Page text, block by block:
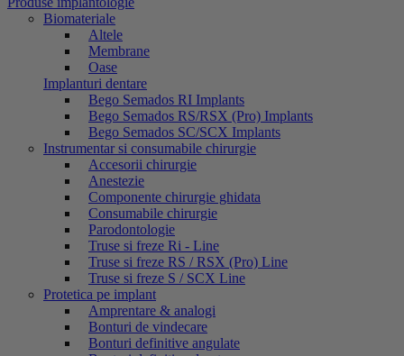
Biomateriale
Altele
Membrane
Oase
Implanturi dentare
Bego Semados RI Implants
Bego Semados RS/RSX (Pro) Implants
Bego Semados SC/SCX Implants
Instrumentar si consumabile chirurgie
Accesorii chirurgie
Anestezie
Componente chirurgie ghidata
Consumabile chirurgie
Parodontologie
Truse si freze Ri - Line
Truse si freze RS / RSX (Pro) Line
Truse si freze S / SCX Line
Protetica pe implant
Amprentare & analogi
Bonturi de vindecare
Bonturi definitive angulate